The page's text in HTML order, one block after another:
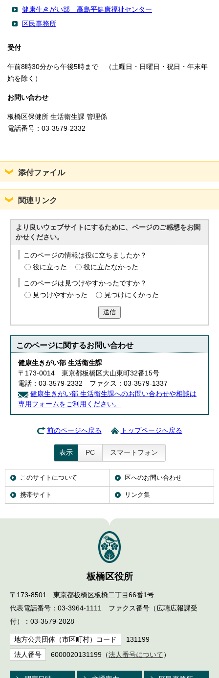
健康生きがい部 高島平健康福祉センター
区民事務所
受付
午前8時30分から午後5時まで （土曜日・日曜日・祝日・年末年
始を除く）
お問い合わせ
板橋区保健所 生活衛生課 管理係
電話番号：03-3579-2332
添付ファイル
関連リンク
より良いウェブサイトにするために、ページのご感想をお聞
かせください。
このページの情報は役に立ちましたか？
役に立った
役に立たなかった
このページは見つけやすかったですか？
見つけやすかった
見つけにくかった
送信
このページに関するお問い合わせ
健康生きがい部 生活衛生課
〒173-0014 東京都板橋区大山東町32番15号
電話：03-3579-2332 ファクス：03-3579-1337
健康生きがい部 生活衛生課へのお問い合わせや相談は
専用フォームをご利用ください。
前のページへ戻る トップページへ戻る
表示 PC スマートフォン
このサイトについて 区へのお問い合わせ
携帯サイト リンク集
板橋区役所
〒173-8501 東京都板橋区板橋二丁目66番1号
代表電話番号：03-3964-1111 ファクス番号（広聴広報課受
付）：03-3579-2028
地方公共団体（市区町村）コード 131199
法人番号 6000020131199（法人番号について ）